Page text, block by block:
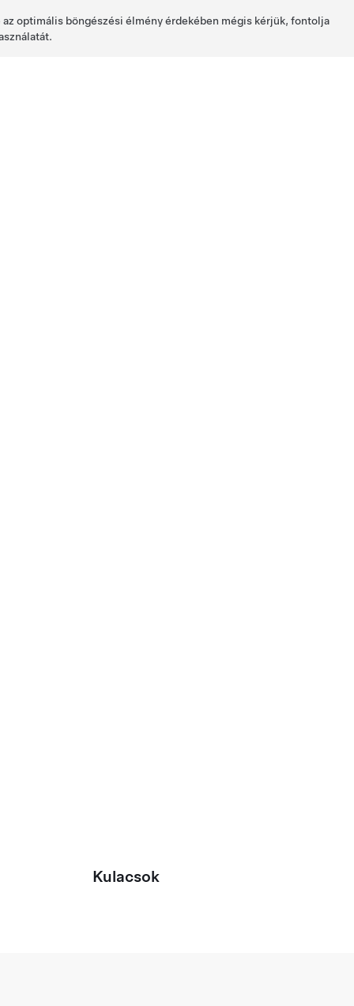
optimális böngészési élmény érdekében mégis kérjük, fontolja
Kulacsok